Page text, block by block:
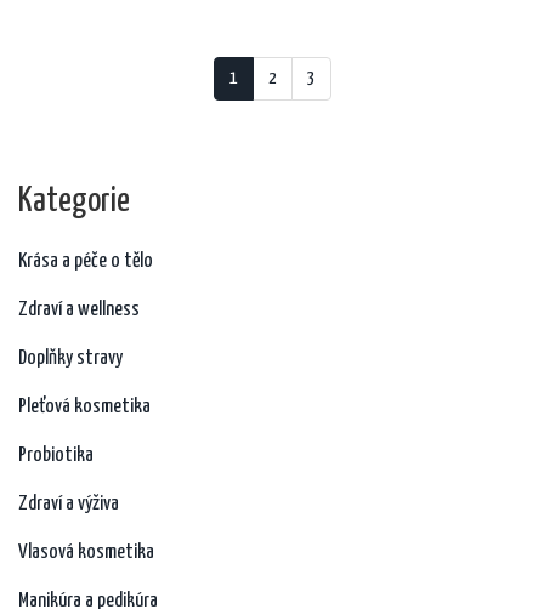
1 2 3
Kategorie
Krása a péče o tělo
Zdraví a wellness
Doplňky stravy
Pleťová kosmetika
Probiotika
Zdraví a výživa
Vlasová kosmetika
Manikúra a pedikúra